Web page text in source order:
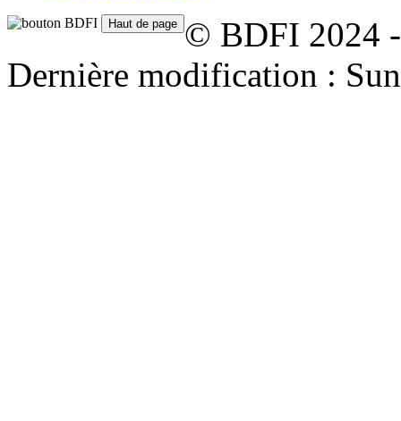
© BDFI 2024
Dernière modification :